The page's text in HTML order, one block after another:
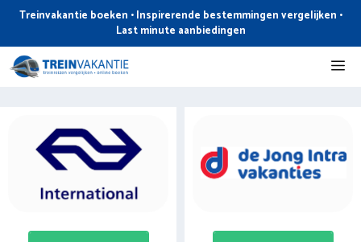
de
inhoud
Treinvakantie boeken • Inspirerende bestemmingen vergelijken •
Last minute aanbiedingen